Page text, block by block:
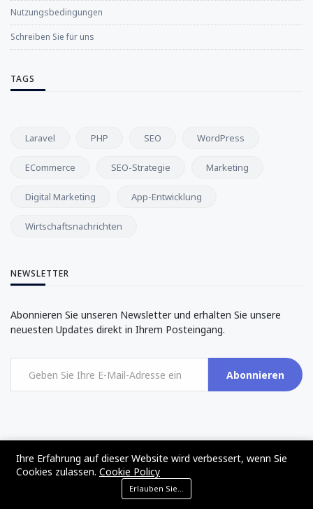
Nutzungsbedingungen
Schreiben Sie für uns
TAGS
Laravel PHP SEO WordPress
ECommerce SEO-Strategie Marketing
Digital Marketing App-Entwicklung
Wirtschaftsnachrichten
NEWSLETTER
Abonnieren Sie unseren Newsletter und erhalten Sie unsere
neuesten Updates direkt in Ihrem Posteingang.
Abonnieren
©2017 - 2024 - The Web Tier - All rights reserved
Ihre Erfahrung auf dieser Website wird verbessert, wenn Sie
Cookies zulassen. Cookie Policy
Erlauben Sie Cookies